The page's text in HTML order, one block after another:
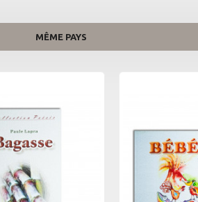
MÊME PAYS